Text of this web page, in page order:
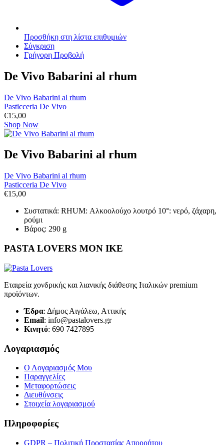
Προσθήκη στη λίστα επιθυμιών
Σύγκριση
Γρήγορη Προβολή
De Vivo Babarini al rhum
De Vivo Babarini al rhum
Pasticceria De Vivo
€15,00
Shop Now
De Vivo Babarini al rhum
De Vivo Babarini al rhum
Pasticceria De Vivo
€15,00
Συστατικά: RHUM: Αλκοολούχο λουτρό 10°: νερό, ζάχαρη,
ρούμι
Βάρος: 290 g
PASTA LOVERS ΜΟΝ ΙΚΕ
Εταιρεία χονδρικής και λιανικής διάθεσης Ιταλικών premium
προϊόντων.
Έδρα: Δήμος Αιγάλεω, Αττικής
Email: info@pastalovers.gr
Κινητό: 690 7427895
Λογαριασμός
Ο Λογαριασμός Μου
Παραγγελίες
Μεταφορτώσεις
Διευθύνσεις
Στοιχεία λογαριασμού
Πληροφορίες
GDPR – Πολιτική Προστασίας Απορρήτου